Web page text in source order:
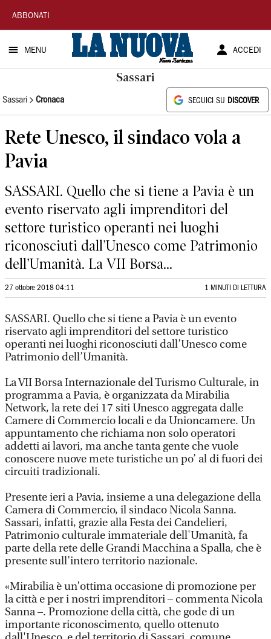
La
Nuova
Sardegna
ABBONATI
MENU ACCEDI
Sassari
Sassari Cronaca SEGUICI SU DISCOVER
Rete Unesco, il sindaco vola a
Pavia
SASSARI. Quello che si tiene a Pavia è un
evento riservato agli imprenditori del
settore turistico operanti nei luoghi
riconosciuti dall’Unesco come Patrimonio
dell’Umanità. La VII Borsa...
27 ottobre 2018 04:11 1 MINUTI DI LETTURA
SASSARI. Quello che si tiene a Pavia è un evento
riservato agli imprenditori del settore turistico
operanti nei luoghi riconosciuti dall’Unesco come
Patrimonio dell’Umanità.
La VII Borsa Internazionale del Turismo Culturale, in
programma a Pavia, è organizzata da Mirabilia
Network, la rete dei 17 siti Unesco aggregata dalle
Camere di Commercio locali e da Unioncamere. Un
appuntamento che richiama non solo operatori
addetti ai lavori, ma anche tanta gente che vuole
conoscere nuove mete turistiche un po’ al di fuori dei
circuiti tradizionali.
Presente ieri a Pavia, insieme a una delegazione della
Camera di Commercio, il sindaco Nicola Sanna.
Sassari, infatti, grazie alla Festa dei Candelieri,
Patrimonio culturale immateriale dell'Umanità, fa
parte della rete delle Grandi Macchina a Spalla, che è
presente sull’intero territorio nazionale.
«Mirabilia è un’ottima occasione di promozione per
la città e per i nostri imprenditori – commenta Nicola
Sanna –. Promozione della città, che gode di un
importante riconoscimento, quello ottenuto